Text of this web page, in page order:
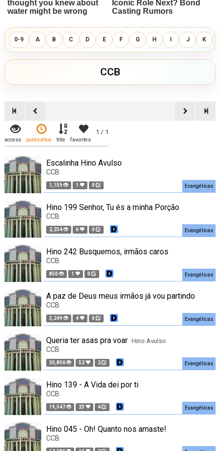
0-9 A B C D E F G H I J K
CCB
1 / 1
access publication title favorites
Escalinha Hino Avulso
CCB
1,159 1 0 Evangélicas
Hino 199 Senhor, Tu és a minha Porção
CCB
2,234 6 0 Evangélicas
Hino 242 Busquemos, irmãos caros
CCB
850 1 0 Evangélicas
A paz de Deus meus irmãos já vou partindo
CCB
3,249 4 0 Evangélicas
Queria ter asas pra voar Hino Avulso
CCB
30,856 52 2 Evangélicas
Hino 139 - A Vida dei por ti
CCB
19,547 23 4 Evangélicas
Hino 045 - Oh! Quanto nos amaste!
CCB